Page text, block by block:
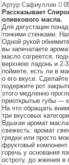
Артур Сафиуллин
Рассказывает
оливкового масла.
Для дегустации
тонкими стенками.
Одной рукой
вы запечатаете
масло согреется,
верхнюю ладонь и 2-
поймете, есть ли в
о его вкусе.
подержите рот
этого медленно
приоткрытые губы —
На что обращать
три вкусовых
Вдыхая аромат
свежесть: аромат
грядки или просто
фруктовый
горечь у основания
остроту, до жжения в